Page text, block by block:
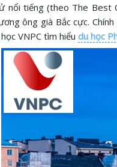
nổi tiếng (theo The
ông già Bắc cực.
VNPC tìm hiểu du học